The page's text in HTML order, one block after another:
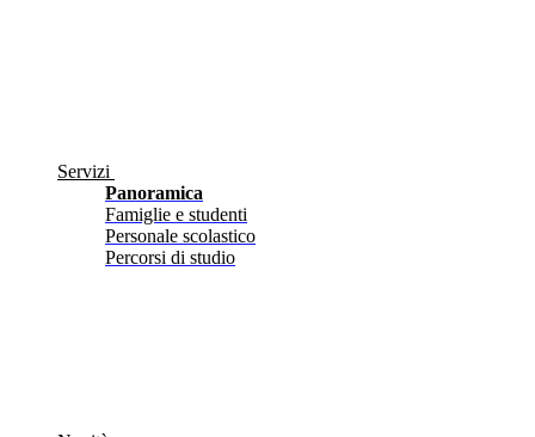
Servizi
Panoramica
Famiglie e studenti
Personale scolastico
Percorsi di studio